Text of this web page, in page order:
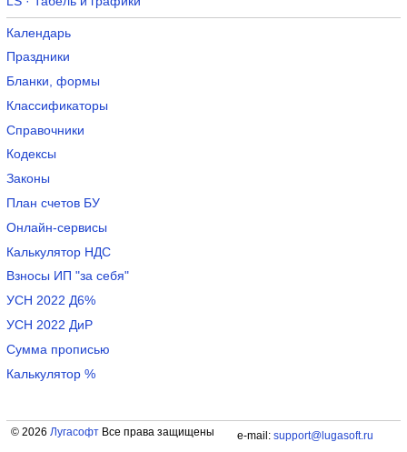
Календарь
Праздники
Бланки, формы
Классификаторы
Справочники
Кодексы
Законы
План счетов БУ
Онлайн-сервисы
Калькулятор НДС
Взносы ИП "за себя"
УСН 2022 Д6%
УСН 2022 ДиР
Сумма прописью
Калькулятор %
© 2026 ЛугасофтВсе права защищены e-mail: support@lugasoft.ru